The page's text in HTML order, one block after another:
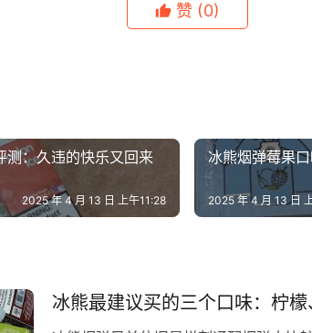
赞 (0)
测：久违的快乐又回来
2025 年 4 月 13 日 上午11:28
冰熊烟弹莓果
2025 年 4 月 13 日
冰熊最建议买的三个口味：柠